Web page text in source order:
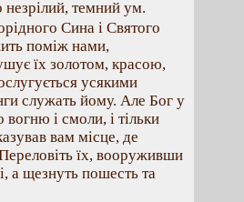
незрілий, темний ум.
Сина і Святого
поміж нами,
їх золотом, красою,
усякими
служать йому. Але Бог у
і смоли, і тільки
вам місце, де
їх, вооруживши
а щезнуть пошесть та